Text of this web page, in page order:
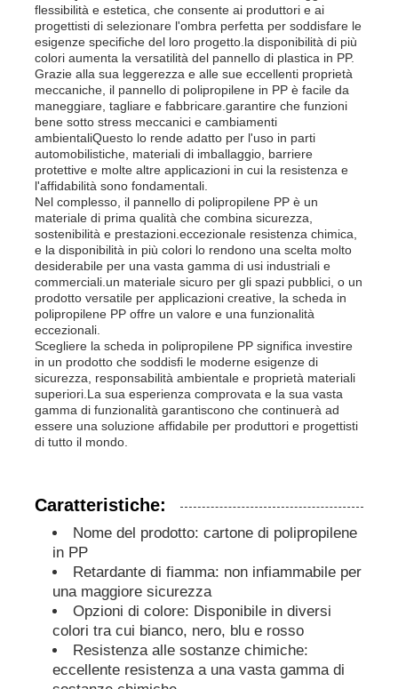
Contattaci
notizie
Tutti i casi
Richiedere un preventivo
Bordo di plastica dei pp
Pannello pubblicitario PP
Fogli di plastica in PP
Consiglio PPS
Lastra in polipropilene ignifuga
I pp scavano il bordo della costruzione
Lastra PP per Parete
strato del polipropilene
flessibilità e estetica, che consente ai produttori e ai
progettisti di selezionare l'ombra perfetta per soddisfare le
esigenze specifiche del loro progetto.la disponibilità di più
colori aumenta la versatilità del pannello di plastica in PP.
Grazie alla sua leggerezza e alle sue eccellenti proprietà
meccaniche, il pannello di polipropilene in PP è facile da
maneggiare, tagliare e fabbricare.garantire che funzioni
bene sotto stress meccanici e cambiamenti
ambientaliQuesto lo rende adatto per l'uso in parti
automobilistiche, materiali di imballaggio, barriere
protettive e molte altre applicazioni in cui la resistenza e
l'affidabilità sono fondamentali.
Nel complesso, il pannello di polipropilene PP è un
materiale di prima qualità che combina sicurezza,
sostenibilità e prestazioni.eccezionale resistenza chimica,
e la disponibilità in più colori lo rendono una scelta molto
desiderabile per una vasta gamma di usi industriali e
commerciali.un materiale sicuro per gli spazi pubblici, o un
prodotto versatile per applicazioni creative, la scheda in
polipropilene PP offre un valore e una funzionalità
eccezionali.
Scegliere la scheda in polipropilene PP significa investire
in un prodotto che soddisfi le moderne esigenze di
sicurezza, responsabilità ambientale e proprietà materiali
superiori.La sua esperienza comprovata e la sua vasta
gamma di funzionalità garantiscono che continuerà ad
essere una soluzione affidabile per produttori e progettisti
di tutto il mondo.
Caratteristiche:
Nome del prodotto: cartone di polipropilene
in PP
Retardante di fiamma: non infiammabile per
una maggiore sicurezza
Opzioni di colore: Disponibile in diversi
colori tra cui bianco, nero, blu e rosso
Resistenza alle sostanze chimiche:
eccellente resistenza a una vasta gamma di